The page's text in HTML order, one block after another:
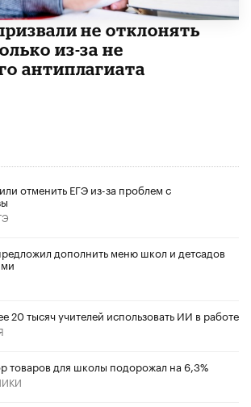
не отклонять
из-за не
антиплагиата
отменить ЕГЭ из-за проблем с
дополнить меню школ и детсадов
20 тысяч учителей использовать ИИ в работе
товаров для школы подорожал на 6,3%